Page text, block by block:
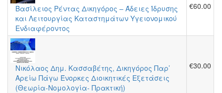
Βασίλειος Ρέντας Δικηγόρος – Άδειες Ίδρυσης
και Λειτουργίας Καταστημάτων Υγειονομικού
Ενδιαφέροντος
€60.00
Νικόλαος Δημ. Κασσαβέτης, Δικηγόρος Παρ’
Αρείω Πάγω Ένορκες Διοικητικές Εξετάσεις
(Θεωρία-Νομολογία- Πρακτική)
€30.00